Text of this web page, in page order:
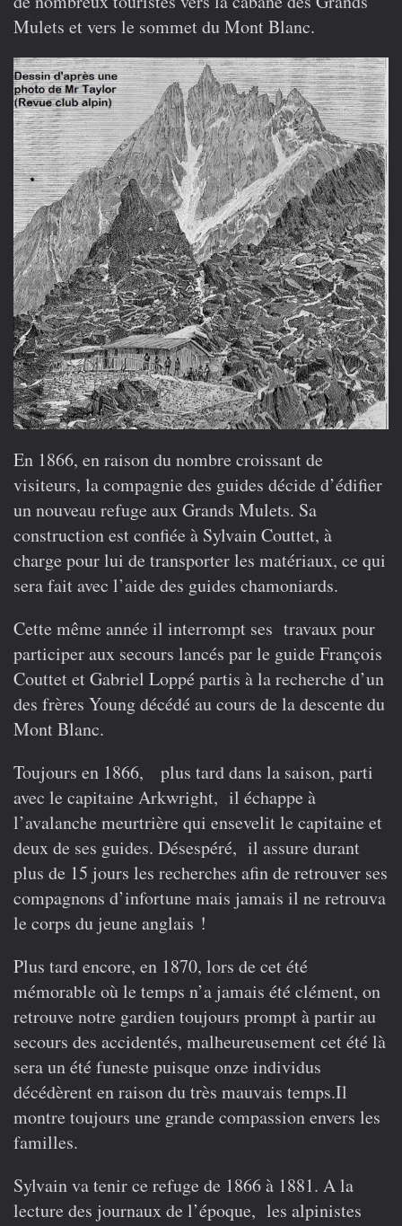
Mulets et vers le sommet du Mont Blanc.
En 1866, en raison du nombre croissant de
visiteurs, la compagnie des guides décide d’édifier
un nouveau refuge aux Grands Mulets. Sa
construction est confiée à Sylvain Couttet, à
charge pour lui de transporter les matériaux, ce qui
sera fait avec l’aide des guides chamoniards.
Cette même année il interrompt ses travaux pour
participer aux secours lancés par le guide François
Couttet et Gabriel Loppé partis à la recherche d’un
des frères Young décédé au cours de la descente du
Mont Blanc.
Toujours en 1866, plus tard dans la saison, parti
avec le capitaine Arkwright, il échappe à
l’avalanche meurtrière qui ensevelit le capitaine et
deux de ses guides. Désespéré, il assure durant
plus de 15 jours les recherches afin de retrouver ses
compagnons d’infortune mais jamais il ne retrouva
le corps du jeune anglais !
Plus tard encore, en 1870, lors de cet été
mémorable où le temps n’a jamais été clément, on
retrouve notre gardien toujours prompt à partir au
secours des accidentés, malheureusement cet été là
sera un été funeste puisque onze individus
décédèrent en raison du très mauvais temps.Il
montre toujours une grande compassion envers les
familles.
Sylvain va tenir ce refuge de 1866 à 1881. A la
lecture des journaux de l’époque, les alpinistes